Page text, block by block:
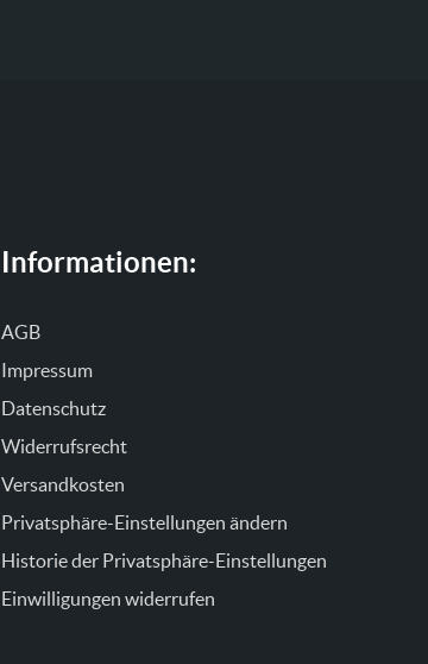
Informationen:
AGB
Impressum
Datenschutz
Widerrufsrecht
Versandkosten
Privatsphäre-Einstellungen ändern
Historie der Privatsphäre-Einstellungen
Einwilligungen widerrufen